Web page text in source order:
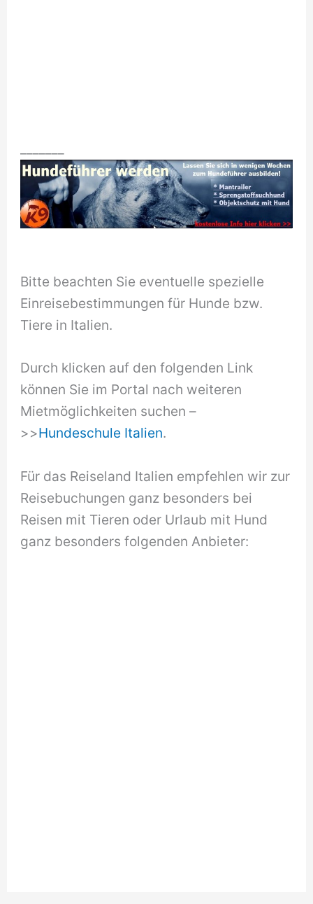
Bitte beachten Sie eventuelle spezielle
Einreisebestimmungen für Hunde bzw.
Tiere in Italien.
Durch klicken auf den folgenden Link
können Sie im Portal nach weiteren
Mietmöglichkeiten suchen –
>>Hundeschule Italien.
Für das Reiseland Italien empfehlen wir zur
Reisebuchungen ganz besonders bei
Reisen mit Tieren oder Urlaub mit Hund
ganz besonders folgenden Anbieter: